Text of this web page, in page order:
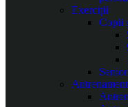
Exerciții
Copii